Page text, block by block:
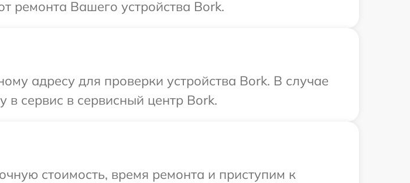
ремонта Вашего устройства Bork.
адресу для проверки устройства Bork. В случае
сервис в сервисный центр Bork.
стоимость, время ремонта и приступим к